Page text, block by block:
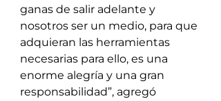
ganas de salir adelante y
nosotros ser un medio, para que
adquieran las herramientas
necesarias para ello, es una
enorme alegría y una gran
responsabilidad”, agregó